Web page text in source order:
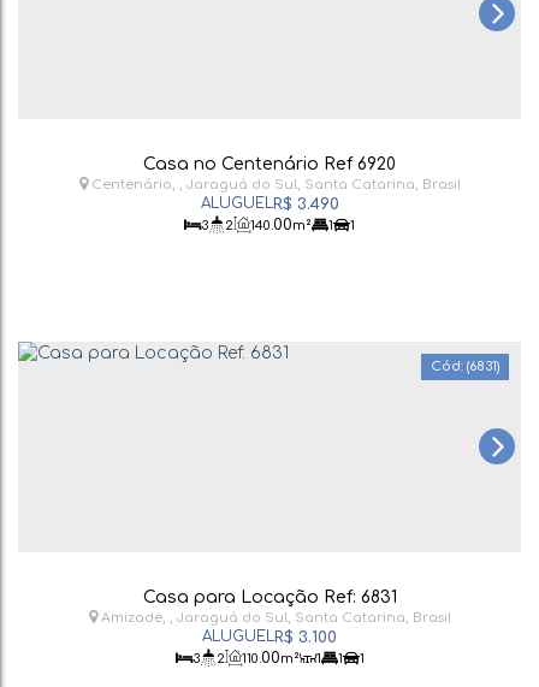
Casa no Centenário Ref 6920
R$ 3.490
Centenário , Jaraguá do Sul, Santa Catarina, Brasil
3 2 140 .00m² 1 1
(6831)
Casa para Locação Ref: 6831
R$ 3.100
Amizade , Jaraguá do Sul, Santa Catarina, Brasil
3 2 110 .00m² 1 1 1